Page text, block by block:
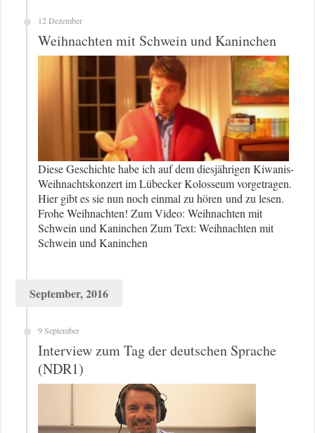
12 Dezember
Weihnachten mit Schwein und Kaninchen
Diese Geschichte habe ich auf dem diesjährigen Kiwanis-
Weihnachtskonzert im Lübecker Kolosseum vorgetragen.
Hier gibt es sie nun noch einmal zu hören und zu lesen.
Frohe Weihnachten! Zum Video: Weihnachten mit
Schwein und Kaninchen Zum Text: Weihnachten mit
Schwein und Kaninchen
September, 2016
9 September
Interview zum Tag der deutschen Sprache
(NDR1)